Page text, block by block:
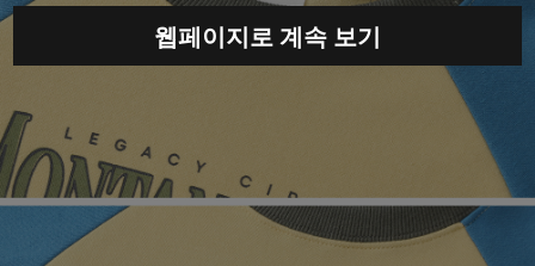
웹페이지로 계속 보기